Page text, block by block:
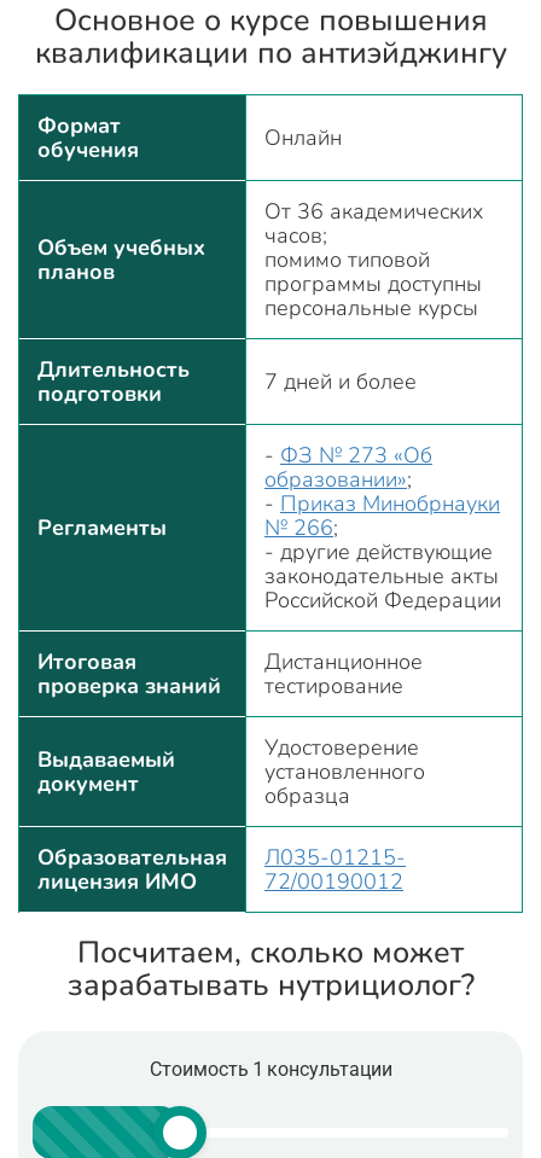
Основное о курсе повышения
квалификации по антиэйджингу
Формат
обучения
Онлайн
Объем учебных
планов
От 36 академических
часов;
помимо типовой
программы доступны
персональные курсы
Длительность
подготовки
7 дней и более
Регламенты
- ФЗ № 273 «Об
образовании»;
- Приказ Минобрнауки
№ 266;
- другие действующие
законодательные акты
Российской Федерации
Итоговая
проверка знаний
Дистанционное
тестирование
Выдаваемый
документ
Удостоверение
установленного
образца
Образовательная
лицензия ИМО
Л035-01215-
72/00190012
Посчитаем, сколько может
зарабатывать нутрициолог?
Стоимость 1 консультации